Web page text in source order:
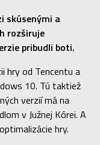
skúsenými a
rozširuje
pribudli boti.
hry od Tencentu a
10. Tú taktiež
verzií má na
v Južnej Kórei. A
hry.